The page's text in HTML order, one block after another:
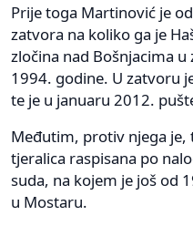
Prije toga Martinović je
zatvora na koliko ga je
zločina nad Bošnjacima
1994. godine. U zatvoru
te je u januaru 2012.
Međutim, protiv njega je,
tjeralica raspisana po
suda, na kojem je još od
u Mostaru.